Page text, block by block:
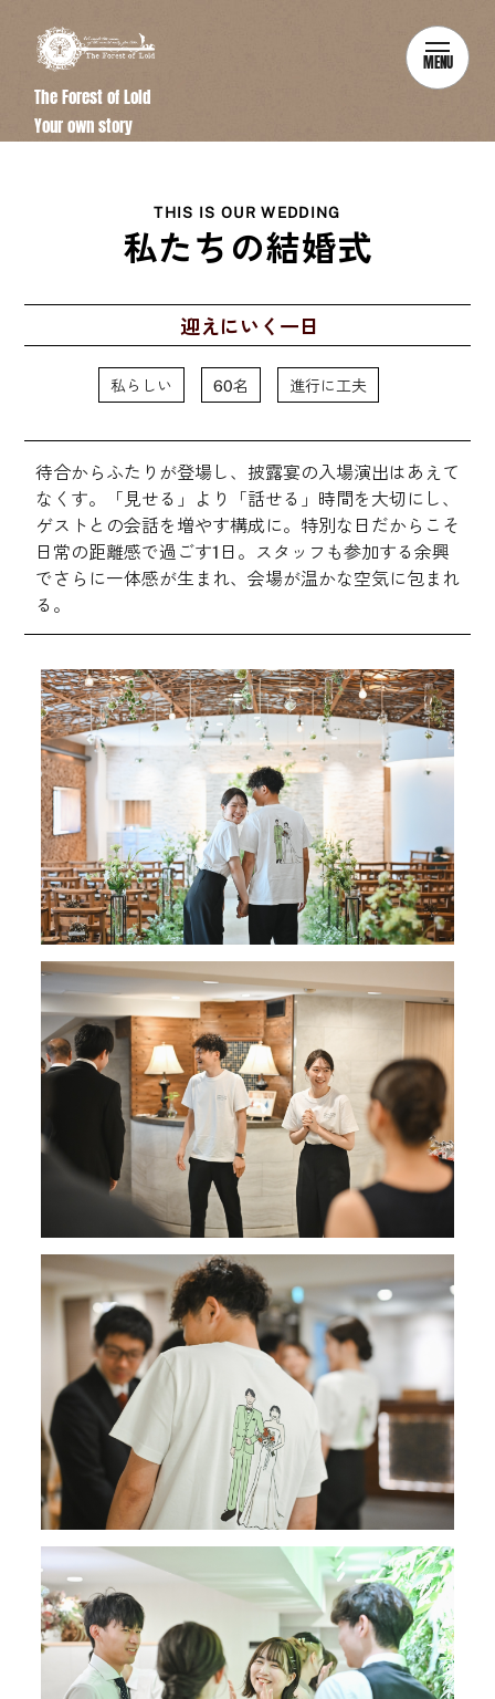
The Forest of Lold
Your own story
MENU
THIS IS OUR WEDDING
私たちの結婚式
迎えにいく一日
私らしい 60名 進行に工夫
待合からふたりが登場し、披露宴の入場演出はあえて
なくす。「見せる」より「話せる」時間を大切にし、
ゲストとの会話を増やす構成に。特別な日だからこそ
日常の距離感で過ごす1日。スタッフも参加する余興
でさらに一体感が生まれ、会場が温かな空気に包まれ
る。